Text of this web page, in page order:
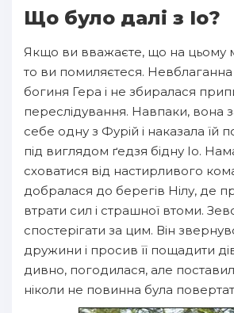
Що було далі з Іо?
Якщо ви вважаєте, що на цьому
то ви помиляєтеся. Невблаганна
богиня Гера і не збиралася
переслідування. Навпаки, вона
себе одну з Фурій і наказала їй
під виглядом ґедзя бідну Іо.
сховатися від настирливого
добралася до берегів Нілу, де
втрати сил і страшної втоми.
спостерігати за цим. Він
дружини і просив її пощадити
дивно, погодилася, але
ніколи не повинна була